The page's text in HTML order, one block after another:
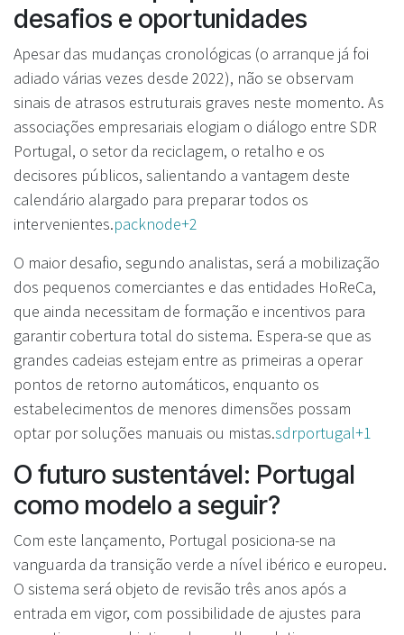
desafios e oportunidades
Apesar das mudanças cronológicas (o arranque já foi
adiado várias vezes desde 2022), não se observam
sinais de atrasos estruturais graves neste momento. As
associações empresariais elogiam o diálogo entre SDR
Portugal, o setor da reciclagem, o retalho e os
decisores públicos, salientando a vantagem deste
calendário alargado para preparar todos os
intervenientes.packnode+2
O maior desafio, segundo analistas, será a mobilização
dos pequenos comerciantes e das entidades HoReCa,
que ainda necessitam de formação e incentivos para
garantir cobertura total do sistema. Espera-se que as
grandes cadeias estejam entre as primeiras a operar
pontos de retorno automáticos, enquanto os
estabelecimentos de menores dimensões possam
optar por soluções manuais ou mistas.sdrportugal+1
O futuro sustentável: Portugal
como modelo a seguir?
Com este lançamento, Portugal posiciona-se na
vanguarda da transição verde a nível ibérico e europeu.
O sistema será objeto de revisão três anos após a
entrada em vigor, com possibilidade de ajustes para